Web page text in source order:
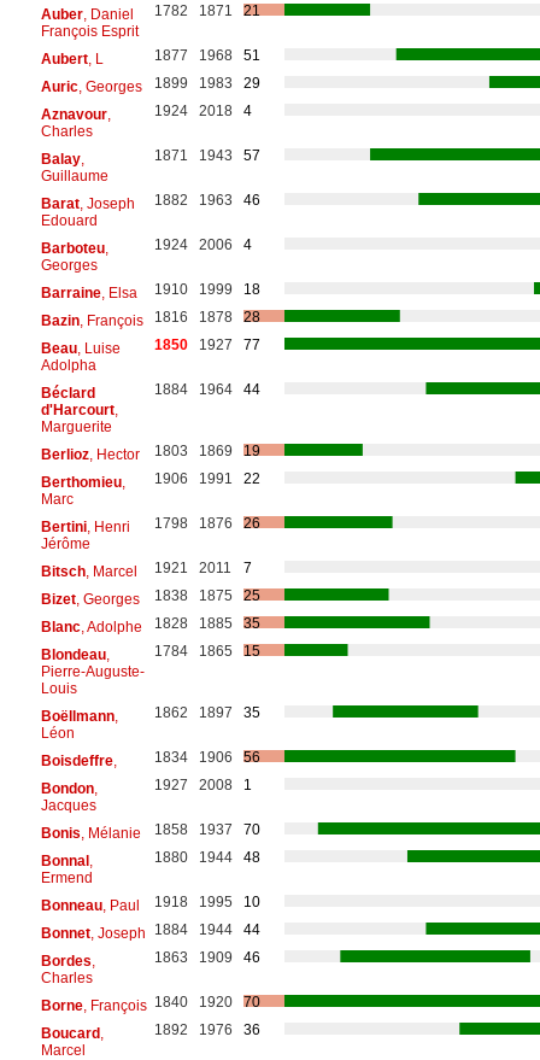
Auber, Daniel
François Esprit
1782 1871 21
Aubert, L 1877 1968
51
Auric, Georges 1899 1983
29
Aznavour,
Charles
1924 2018 4
Balay,
Guillaume
1871 1943 57
Barat, Joseph
Edouard
1882 1963 46
Barboteu,
Georges
1924 2006 4
Barraine, Elsa 1910 1999
18
Bazin, François 1816 1878
28
Beau, Luise
Adolpha
1850 1927 77
Béclard
d'Harcourt,
Marguerite
1884 1964 44
Berlioz, Hector 1803 1869
19
Berthomieu,
Marc
1906 1991 22
Bertini, Henri
Jérôme
1798 1876 26
Bitsch, Marcel 1921 2011
7
Bizet, Georges 1838 1875
25
Blanc, Adolphe 1828 1885
35
Blondeau,
Pierre-Auguste-
Louis
1784 1865 15
Boëllmann,
Léon
1862 1897 35
Boisdeffre, 1834 1906
56
Bondon,
Jacques
1927 2008 1
Bonis , Mélanie 1858 1937
70
Bonnal,
Ermend
1880 1944 48
Bonneau, Paul 1918 1995
10
Bonnet, Joseph 1884 1944
44
Bordes
Charles
1863 1909 46
Borne, François 1840 1920
70
Boucard,
Marcel
1892 1976 36